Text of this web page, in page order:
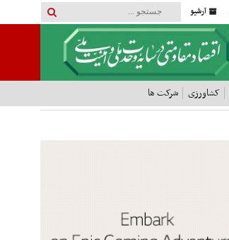
آرشیو
کشاورزی شرکت ها